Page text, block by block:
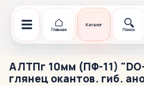
Главная
Каталог
Поиск
АЛТПг 10мм (ПФ-11)
глянец окантов. гиб.